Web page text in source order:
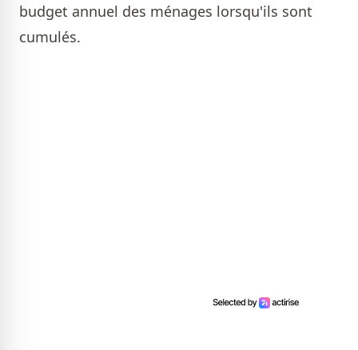
budget annuel des ménages lorsqu'ils sont
cumulés.